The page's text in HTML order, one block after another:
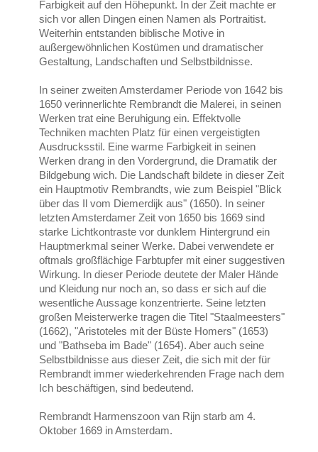
Farbigkeit auf den Höhepunkt. In der Zeit machte er
sich vor allen Dingen einen Namen als Portraitist.
Weiterhin entstanden biblische Motive in
außergewöhnlichen Kostümen und dramatischer
Gestaltung, Landschaften und Selbstbildnisse.
In seiner zweiten Amsterdamer Periode von 1642 bis
1650 verinnerlichte Rembrandt die Malerei, in seinen
Werken trat eine Beruhigung ein. Effektvolle
Techniken machten Platz für einen vergeistigten
Ausdrucksstil. Eine warme Farbigkeit in seinen
Werken drang in den Vordergrund, die Dramatik der
Bildgebung wich. Die Landschaft bildete in dieser Zeit
ein Hauptmotiv Rembrandts, wie zum Beispiel "Blick
über das Il vom Diemerdijk aus" (1650). In seiner
letzten Amsterdamer Zeit von 1650 bis 1669 sind
starke Lichtkontraste vor dunklem Hintergrund ein
Hauptmerkmal seiner Werke. Dabei verwendete er
oftmals großflächige Farbtupfer mit einer suggestiven
Wirkung. In dieser Periode deutete der Maler Hände
und Kleidung nur noch an, so dass er sich auf die
wesentliche Aussage konzentrierte. Seine letzten
großen Meisterwerke tragen die Titel "Staalmeesters"
(1662), "Aristoteles mit der Büste Homers" (1653)
und "Bathseba im Bade" (1654). Aber auch seine
Selbstbildnisse aus dieser Zeit, die sich mit der für
Rembrandt immer wiederkehrenden Frage nach dem
Ich beschäftigen, sind bedeutend.
Rembrandt Harmenszoon van Rijn starb am 4.
Oktober 1669 in Amsterdam.